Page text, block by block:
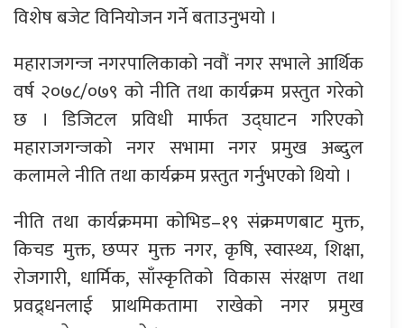
विशेष बजेट विनियोजन गर्ने बताउनुभयो ।
महाराजगन्ज नगरपालिकाको नवौं नगर सभाले आर्थिक
वर्ष २०७८/०७९ को नीति तथा कार्यक्रम प्रस्तुत गरेको
छ । डिजिटल प्रविधी मार्फत उद्घाटन गरिएको
महाराजगन्जको नगर सभामा नगर प्रमुख अब्दुल
कलामले नीति तथा कार्यक्रम प्रस्तुत गर्नुभएको थियो ।
नीति तथा कार्यक्रममा कोभिड–१९ संक्रमणबाट मुक्त,
किचड मुक्त, छप्पर मुक्त नगर, कृषि, स्वास्थ्य, शिक्षा,
रोजगारी, धार्मिक, साँस्कृतिको विकास संरक्षण तथा
प्रवद्र्धनलाई प्राथमिकतामा राखेको नगर प्रमुख